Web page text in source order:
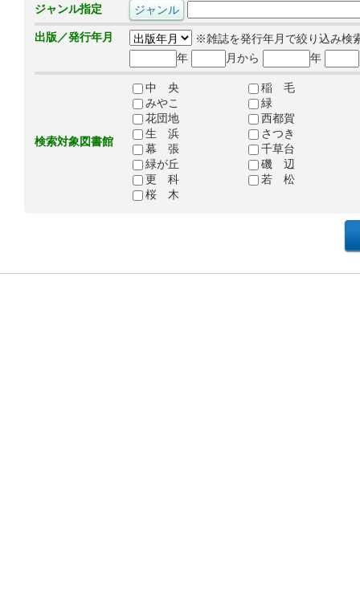
ジャンル指定
出版／発行年月
※雑誌を発行年月で絞り込み検
年
月から 年
検索対象図書館
中 央
稲 毛
みやこ
緑
花団地
西都賀
生 浜
さつき
幕 張
千草台
緑が丘
磯 辺
更 科
若 松
桜 木